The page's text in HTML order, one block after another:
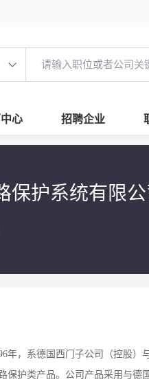
心 招聘企业
保护系统有限公
年，系德国西门子公司（控股
保护类产品。公司产品采用与